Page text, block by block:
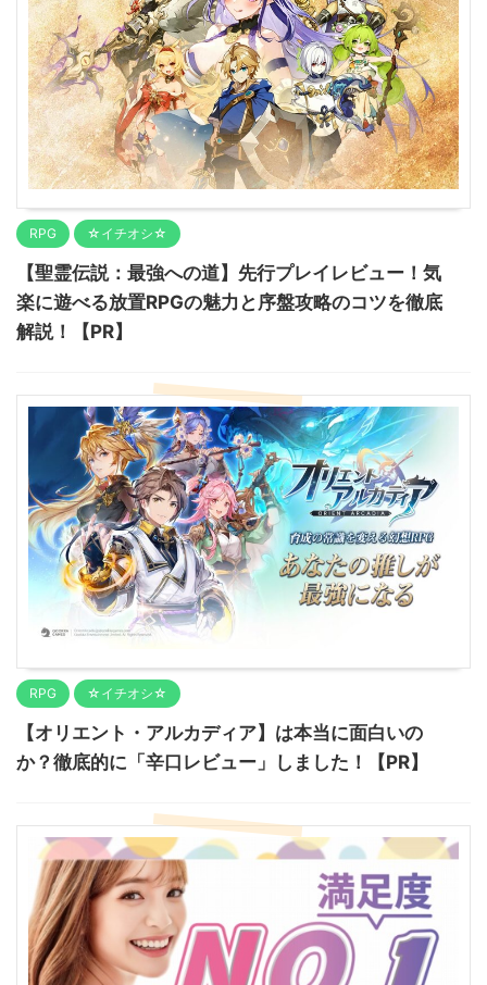
RPG ☆イチオシ☆
【聖霊伝説：最強への道】先行プレイレビュー！気
楽に遊べる放置RPGの魅力と序盤攻略のコツを徹底
解説！【PR】
RPG ☆イチオシ☆
【オリエント・アルカディア】は本当に面白いの
か？徹底的に「辛口レビュー」しました！【PR】